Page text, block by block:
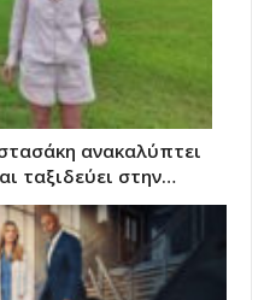
ανακαλύπτει
ταξιδεύει στην…